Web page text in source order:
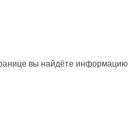
вы найдёте информацию